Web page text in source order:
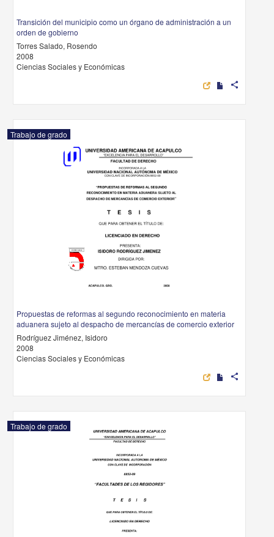
Transición del municipio como un órgano de administración a un
orden de gobierno
Torres Salado, Rosendo
2008
Ciencias Sociales y Económicas
share
Trabajo de grado
Propuestas de reformas al segundo reconocimiento en materia
aduanera sujeto al despacho de mercancías de comercio exterior
Rodríguez Jiménez, Isidoro
2008
Ciencias Sociales y Económicas
share
Trabajo de grado